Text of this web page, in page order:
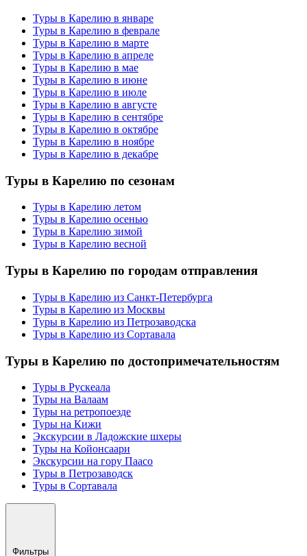
Туры в Карелию в январе
Туры в Карелию в феврале
Туры в Карелию в марте
Туры в Карелию в апреле
Туры в Карелию в мае
Туры в Карелию в июне
Туры в Карелию в июле
Туры в Карелию в августе
Туры в Карелию в сентябре
Туры в Карелию в октябре
Туры в Карелию в ноябре
Туры в Карелию в декабре
Туры в Карелию по сезонам
Туры в Карелию летом
Туры в Карелию осенью
Туры в Карелию зимой
Туры в Карелию весной
Туры в Карелию по городам отправления
Туры в Карелию из Санкт-Петербурга
Туры в Карелию из Москвы
Туры в Карелию из Петрозаводска
Туры в Карелию из Сортавала
Туры в Карелию по достопримечательностям
Туры в Рускеала
Туры на Валаам
Туры на ретропоезде
Туры на Кижи
Экскурсии в Ладожские шхеры
Туры на Койонсаари
Экскурсии на гору Паасо
Туры в Петрозаводск
Туры в Сортавала
Фильтры